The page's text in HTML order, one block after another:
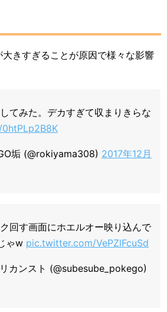
きすぎることが原因で様々な影響
てみた。デカすぎて収まりきらな
垢 (@rokiyama308) 2017年12月
回す画面にホエルオー映り込んで
ゃw pic.twitter.com/VePZlFcuSd
カンスト (@subesube_pokego)